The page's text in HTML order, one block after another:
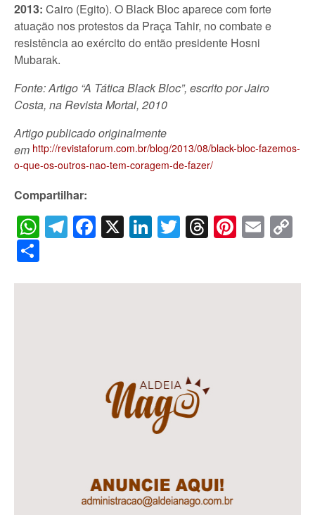
2013: Cairo (Egito). O Black Bloc aparece com forte
atuação nos protestos da Praça Tahir, no combate e
resistência ao exército do então presidente Hosni
Mubarak.
Fonte: Artigo “A Tática Black Bloc”, escrito por Jairo
Costa, na Revista Mortal, 2010
Artigo publicado originalmente
em http://revistaforum.com.br/blog/2013/08/black-bloc-fazemos-
o-que-os-outros-nao-tem-coragem-de-fazer/
Compartilhar:
WhatsApp
Telegram
Facebook
X LinkedIn
Twitter
Threads